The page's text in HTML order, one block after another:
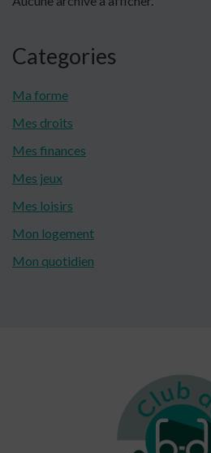
principale
Categories
Ma forme
Mes droits
Mes finances
Mes jeux
Mes loisirs
Mon logement
Mon quotidien